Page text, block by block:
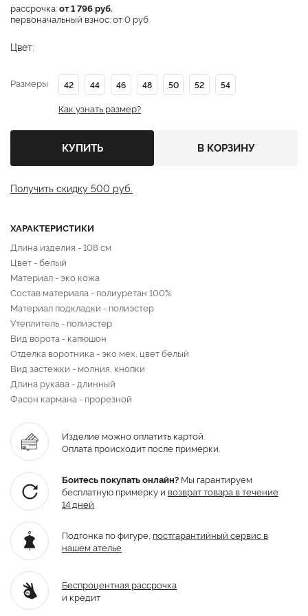
рассрочка:от 1 796 руб.
первоначальный взнос: от 0 руб.
Цвет:
Размеры 42 44 46 48 50 52 54
Как узнать размер?
КУПИТЬ В КОРЗИНУ
Получить скидку 500 руб.
ХАРАКТЕРИСТИКИ
Длина изделия - 108 см
Цвет - белый
Материал - эко кожа
Состав материала - полиуретан 100%
Материал подкладки - полиэстер
Утеплитель - полиэстер
Вид ворота - капюшон
Отделка воротника - эко мех, цвет белый
Вид застежки - молния, кнопки
Длина рукава - длинный
Фасон кармана - прорезной
Изделие можно оплатить картой.
Оплата происходит после примерки.
Боитесь покупать онлайн? Мы гарантируем
бесплатную примерку и возврат товара в течение
14 дней
Подгонка по фигуре, постгарантийный сервис в
нашем ателье
Беспроцентная рассрочка
и кредит